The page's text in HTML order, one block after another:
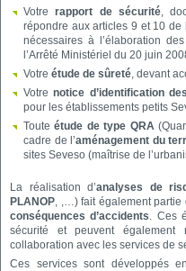
Votrerapport de sécurité,
répondre aux articles 9 et 10
nécessaires à l’élaboration
l’Arrêté Ministériel du 20 juin
Votre étude de sûreté, devant
Votrenotice d’identification
pour les établissements petits
Touteétude de type QRA
cadre de l’aménagement du
sites Seveso (maîtrise de
La réalisation d’analyses de
PLANOP, ,…) fait également partie
conséquences d’accidents. Ces
sécurité et peuvent
collaboration avec les services de
Ces services sont développés